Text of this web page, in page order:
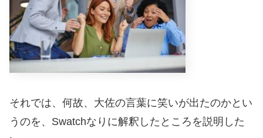
それでは、何故、大佐の言葉に笑いが出たのかとい
うのを、Swatchなりに解釈したところを説明した